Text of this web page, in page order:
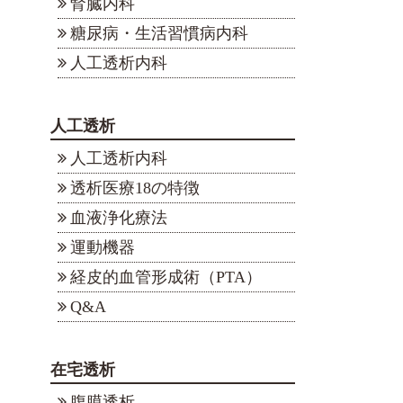
腎臓内科
糖尿病・生活習慣病内科
人工透析内科
人工透析
人工透析内科
透析医療18の特徴
血液浄化療法
運動機器
経皮的血管形成術（PTA）
Q&A
在宅透析